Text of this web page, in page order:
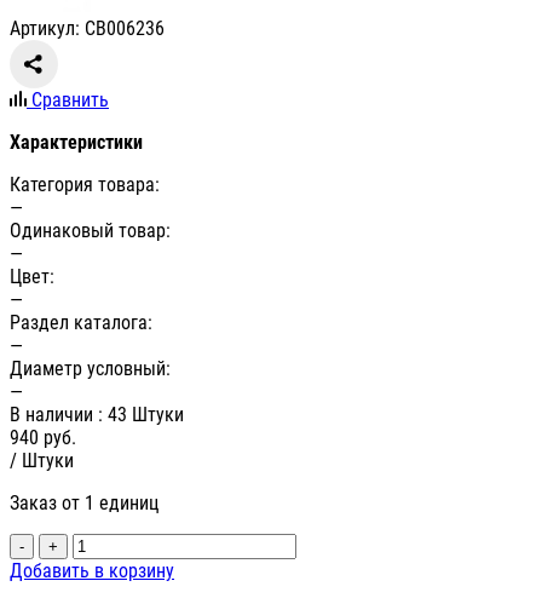
Артикул: СВ006236
Сравнить
Характеристики
Категория товара:
—
Одинаковый товар:
—
Цвет:
—
Раздел каталога:
—
Диаметр условный:
—
В наличии : 43 Штуки
940 руб.
/ Штуки
Заказ от 1 единиц
- +
Добавить в корзину